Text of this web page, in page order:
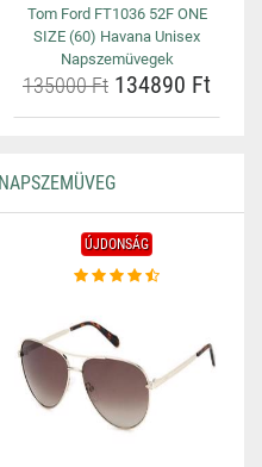
Tom Ford FT1036 52F ONE
SIZE (60) Havana Unisex
Napszemüvegek
135000 Ft 134890 Ft
ÚJDONSÁG